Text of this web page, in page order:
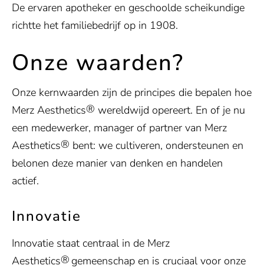
De ervaren apotheker en geschoolde scheikundige
richtte het familiebedrijf op in 1908.
Onze waarden?
Onze kernwaarden zijn de principes die bepalen hoe
Merz Aesthetics® wereldwijd opereert. En of je nu
een medewerker, manager of partner van Merz
Aesthetics® bent: we cultiveren, ondersteunen en
belonen deze manier van denken en handelen
actief.
Innovatie
Innovatie staat centraal in de Merz
Aesthetics® gemeenschap en is cruciaal voor onze